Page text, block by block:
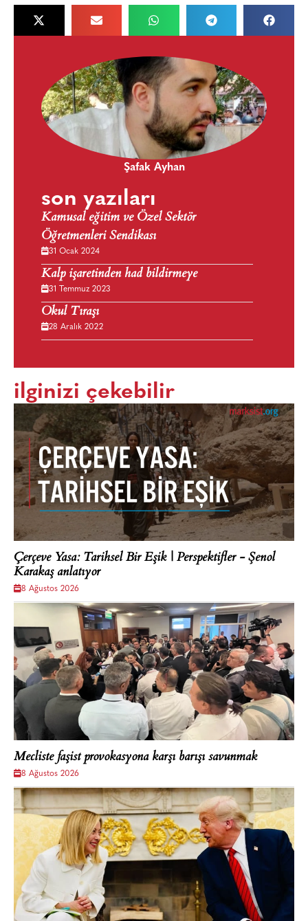
Şafak Ayhan
son yazıları
Kamusal eğitim ve Özel Sektör
Öğretmenleri Sendikası
31 Ocak 2024
Kalp işaretinden had bildirmeye
31 Temmuz 2023
Okul Tıraşı
28 Aralık 2022
ilginizi çekebilir
Çerçeve Yasa: Tarihsel Bir Eşik | Perspektifler - Şenol
Karakaş anlatıyor
8 Ağustos 2026
Mecliste faşist provokasyona karşı barışı savunmak
8 Ağustos 2026